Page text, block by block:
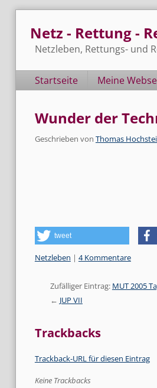
Netz - Rettung -
Netzleben, Rettungs- und
Navigation
Startseite Meine
Wunder der
Geschrieben von Thomas
tweet
Kategorien:
Netzleben | 4 Kommentare
Zufälliger Eintrag: MUT 2005
JUP VII
Trackbacks
Trackback-URL für diesen Eintrag
Keine Trackbacks